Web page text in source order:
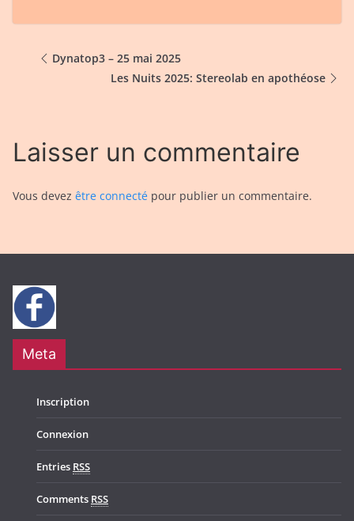
Dynatop3 – 25 mai 2025
Les Nuits 2025: Stereolab en apothéose
Laisser un commentaire
Vous devez être connecté pour publier un commentaire.
Meta
Inscription
Connexion
Entries RSS
Comments RSS